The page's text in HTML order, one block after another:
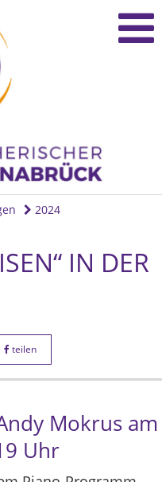
2024
IN DER
teilen
Mokrus am
Uhr